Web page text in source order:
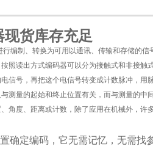
货库存充足
行编制、转换为可用以通讯、传输和存储的
照读出方式编码器可以分为接触式和非接
信号，再把这个电信号转变成计数脉冲，
测量的起始和终止位置有关，而与测量的中
角度、距离或计数，除了应用在机械外，许
确定编码，它无需记忆，无需找